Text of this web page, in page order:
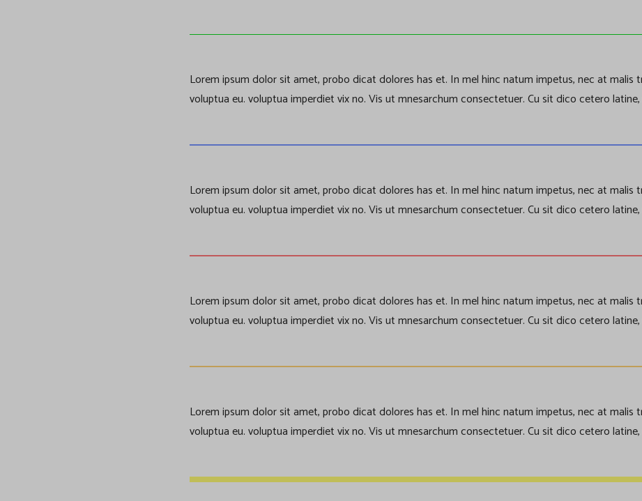
Lorem ipsum dolor sit amet, probo dicat dolores has et. In mel hinc natum impetus, nec at malis
voluptua eu. voluptua imperdiet vix no. Vis ut mnesarchum consectetuer. Cu sit dico cetero
Lorem ipsum dolor sit amet, probo dicat dolores has et. In mel hinc natum impetus, nec at malis
voluptua eu. voluptua imperdiet vix no. Vis ut mnesarchum consectetuer. Cu sit dico cetero
Lorem ipsum dolor sit amet, probo dicat dolores has et. In mel hinc natum impetus, nec at malis
voluptua eu. voluptua imperdiet vix no. Vis ut mnesarchum consectetuer. Cu sit dico cetero
Lorem ipsum dolor sit amet, probo dicat dolores has et. In mel hinc natum impetus, nec at malis
voluptua eu. voluptua imperdiet vix no. Vis ut mnesarchum consectetuer. Cu sit dico cetero